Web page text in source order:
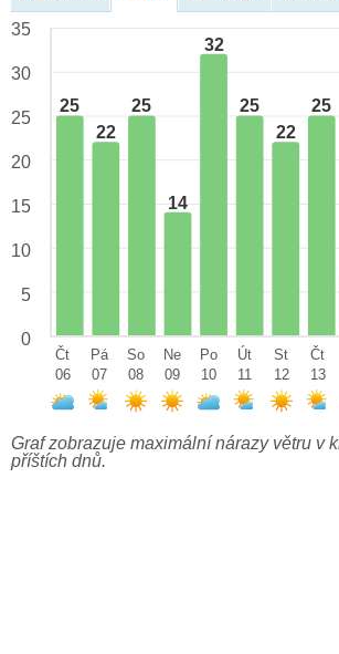
25
22
25
14
32
25
22
25
35
30
25
20
15
10
5
0
Čt
06
Pá
07
So
08
Ne
09
Po
10
Út
11
St
12
Čt
13
Graf zobrazuje maximální nárazy větru v
příštích dnů.